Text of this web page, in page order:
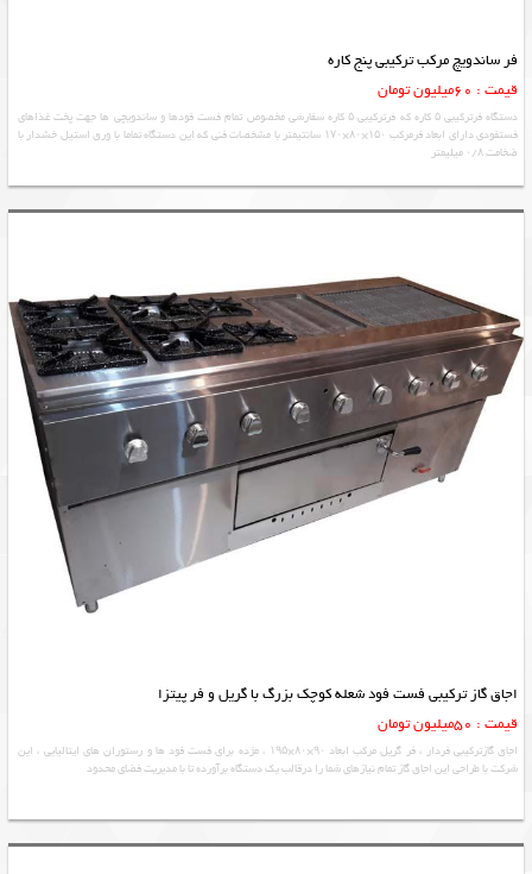
فر ساندویچ مرکب ترکیبی پنج کاره
قیمت : 60میلیون تومان
دستگاه فرترکیبی ۵ کاره که فرترکیبی ۵ کاره سفارشی مخصوص تمام فست فودها و ساندویچی ها جهت پخت غذاهای
فستفودی دارای ابعاد فرمرکب ۱۵۰×۸۰×۱۷۰ سانتیمتر با مشخصات فنی که این دستگاه تماما با ورق استیل خشدار با
ضخامت ۰/۸ میلیمتر
اجاق گاز ترکیبی فست فود شعله کوچک بزرگ با گریل و فر پیتزا
قیمت : 50میلیون تومان
اجاق گازترکیبی فردار ، فر گریل مرکب ابعاد ۹۰×۸۰×۱۹۵ ، مژده برای فست فود ها و رستوران های ایتالیایی ، این
شرکت با طراحی این اجاق گاز تمام نیازهای شما را درقالب یک دستگاه برآورده تا با مدیریت فضای محدود